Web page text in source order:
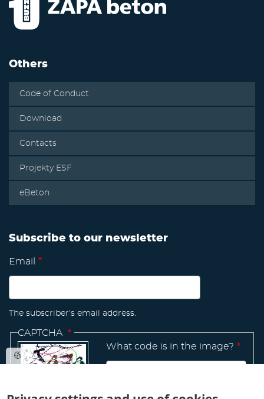
Others
Code of Conduct
Download
Contacts
Projekty ESF
eBeton
Subscribe to our newsletter
Email
The subscriber's email address.
CAPTCHA
What code is in the image?